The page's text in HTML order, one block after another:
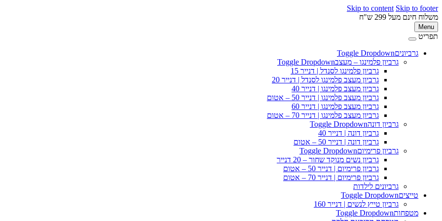
Skip to content Skip to footer
משלוח חינם מעל 299 ש"ח
Menu
תפריט
גרביוניםToggle Dropdown
גרביון פלמינגו – מעצבToggle Dropdown
גרביון פלמינגו לסנדל | דנייר 15
גרביון מעצב פלמינגו לסנדל | דנייר 20
גרביון מעצב פלמינגו | דנייר 40
גרביון מעצב פלמינגו | דנייר 50 – אטום
גרביון מעצב פלמינגו | דנייר 60
גרביון מעצב פלמינגו | דנייר 70 – אטום
גרביון דונהToggle Dropdown
גרביון דונה | דנייר 40
גרביון דונה | דנייר 50 – אטום
גרביון פרימיוםToggle Dropdown
גרביון נשים מנוקד שחור – 20 דנייר
גרביון פרימיום | דנייר 50 – אטום
גרביון פרימיום | דנייר 70 – אטום
גרביונים לילדות
טייציםToggle Dropdown
גרביון טייץ לנשים | דנייר 160
מטפחותToggle Dropdown